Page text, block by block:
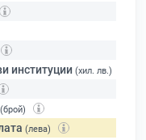
институции (хил. лв.)
(брой)
(лева)